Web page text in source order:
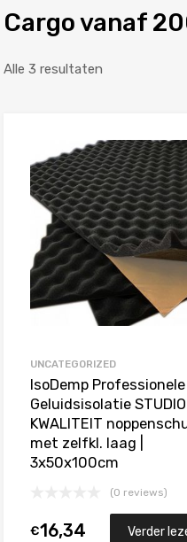
Cargo vanaf
Alle 3 resultaten
UNCATEGORIZED
IsoDemp Professionele
Geluidsisolatie STUDIO
KWALITEIT
met zelfkl. laag |
3x50x100cm
(0 reviews)
€16,34 Verder